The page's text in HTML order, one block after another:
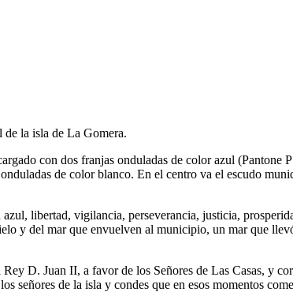
de la isla de La Gomera.
con dos franjas onduladas de color azul (Pantone
de color blanco. En el centro va el escudo
libertad, vigilancia, perseverancia, justicia,
y del mar que envuelven al municipio, un mar que
D. Juan II, a favor de los Señores de Las Casas, y
señores de la isla y condes que en esos momentos